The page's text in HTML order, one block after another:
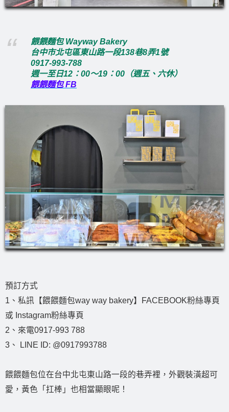
餵餵麵包 Wayway Bakery
台中市北屯區東山路一段138巷8弄1號
0917-993-788
週一至日12：00～19：00（週五、六休）
餵餵麵包 FB
預訂方式
1、私訊【餵餵麵包way way bakery】FACEBOOK粉絲專頁
或 Instagram粉絲專頁
2、來電0917-993 788
3、 LINE ID: @0917993788
餵餵麵包位在台中北屯東山路一段的巷弄裡，外觀裝潢超可
愛，黃色「扛棒」也相當顯眼呢！